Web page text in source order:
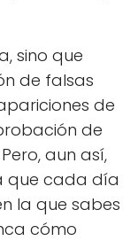
sino que
de falsas
de
de
aun así,
que cada día
la que sabes
cómo